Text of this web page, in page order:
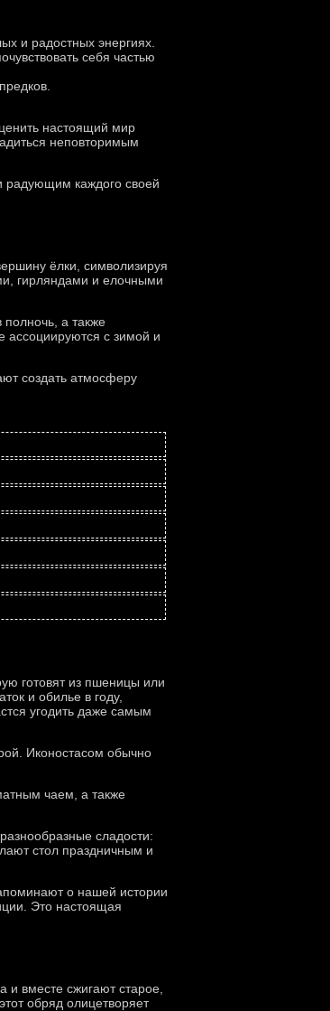
и радостных энергиях.
себя частью
настоящий мир
неповторимым
радующим каждого своей
ёлки, символизируя
гирляндами и елочными
полночь, а также
ассоциируются с зимой и
создать атмосферу
готовят из пшеницы или
и обилье в году,
угодить даже самым
Иконостасом обычно
чаем, а также
сладости:
стол праздничным и
о нашей истории
Это настоящая
вместе сжигают старое,
обряд олицетворяет